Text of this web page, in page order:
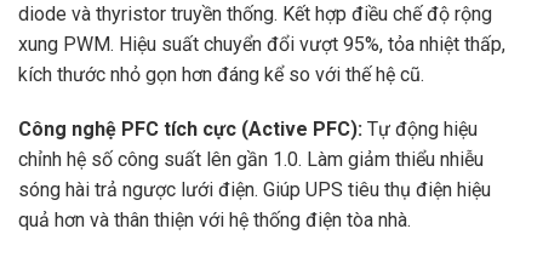
diode và thyristor truyền thống. Kết hợp điều chế độ rộng
xung PWM. Hiệu suất chuyển đổi vượt 95%, tỏa nhiệt thấp,
kích thước nhỏ gọn hơn đáng kể so với thế hệ cũ.
Công nghệ PFC tích cực (Active PFC): Tự động hiệu
chỉnh hệ số công suất lên gần 1.0. Làm giảm thiểu nhiễu
sóng hài trả ngược lưới điện. Giúp UPS tiêu thụ điện hiệu
quả hơn và thân thiện với hệ thống điện tòa nhà.